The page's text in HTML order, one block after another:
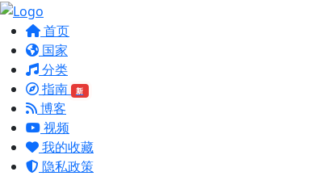
首页
国家
分类
指南
新
博客
视频
我的收藏
隐私政策